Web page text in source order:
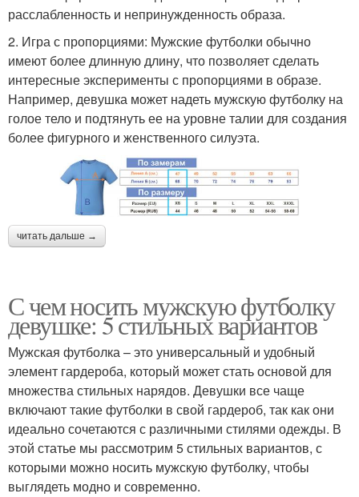
расслабленность и непринужденность образа.
2. Игра с пропорциями: Мужские футболки обычно
имеют более длинную длину, что позволяет сделать
интересные эксперименты с пропорциями в образе.
Например, девушка может надеть мужскую футболку на
голое тело и подтянуть ее на уровне талии для создания
более фигурного и женственного силуэта.
читать дальше →
С чем носить мужскую футболку
девушке: 5 стильных вариантов
Мужская футболка – это универсальный и удобный
элемент гардероба, который может стать основой для
множества стильных нарядов. Девушки все чаще
включают такие футболки в свой гардероб, так как они
идеально сочетаются с различными стилями одежды. В
этой статье мы рассмотрим 5 стильных вариантов, с
которыми можно носить мужскую футболку, чтобы
выглядеть модно и современно.